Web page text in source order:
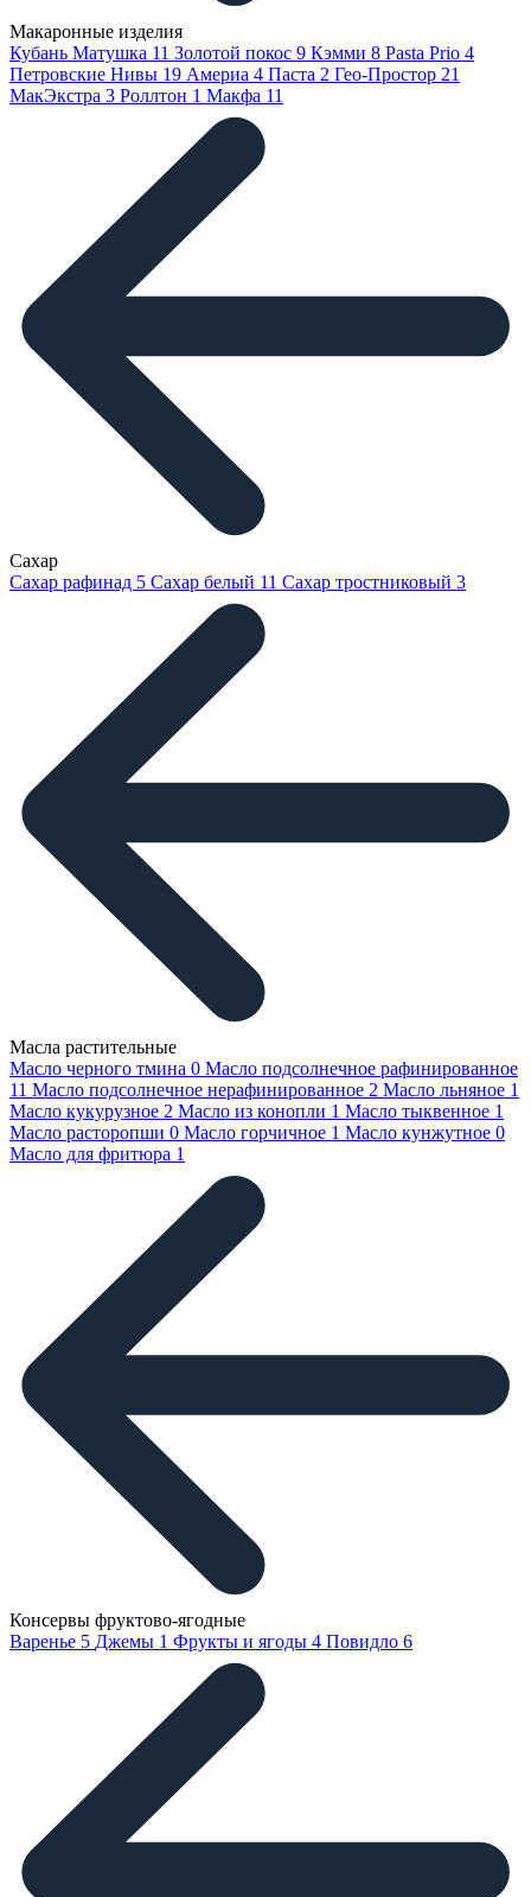
Макаронные изделия
Кубань Матушка 11 Золотой покос 9 Кэмми 8 Pasta Prio 4
Петровские Нивы 19 Америа 4 Паста 2 Гео-Простор 21
МакЭкстра 3 Роллтон 1 Макфа 11
Сахар
Сахар рафинад 5 Сахар белый 11 Сахар тростниковый 3
Масла растительные
Масло черного тмина 0 Масло подсолнечное рафинированное
11 Масло подсолнечное нерафинированное 2 Масло льняное 1
Масло кукурузное 2 Масло из конопли 1 Масло тыквенное 1
Масло расторопши 0 Масло горчичное 1 Масло кунжутное 0
Масло для фритюра 1
Консервы фруктово-ягодные
Варенье 5 Джемы 1 Фрукты и ягоды 4 Повидло 6